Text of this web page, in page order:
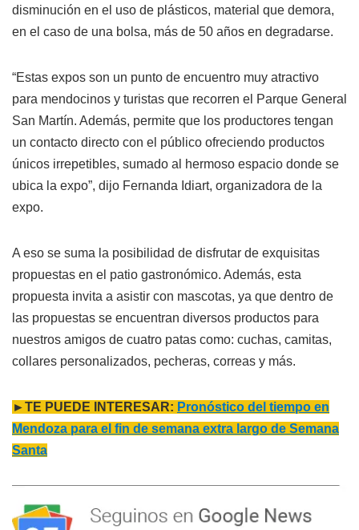
disminución en el uso de plásticos, material que demora,
en el caso de una bolsa, más de 50 años en degradarse.
“Estas expos son un punto de encuentro muy atractivo
para mendocinos y turistas que recorren el Parque General
San Martín. Además, permite que los productores tengan
un contacto directo con el público ofreciendo productos
únicos irrepetibles, sumado al hermoso espacio donde se
ubica la expo”, dijo Fernanda Idiart, organizadora de la
expo.
A eso se suma la posibilidad de disfrutar de exquisitas
propuestas en el patio gastronómico. Además, esta
propuesta invita a asistir con mascotas, ya que dentro de
las propuestas se encuentran diversos productos para
nuestros amigos de cuatro patas como: cuchas, camitas,
collares personalizados, pecheras, correas y más.
►TE PUEDE INTERESAR: Pronóstico del tiempo en
Mendoza para el fin de semana extra largo de Semana
Santa